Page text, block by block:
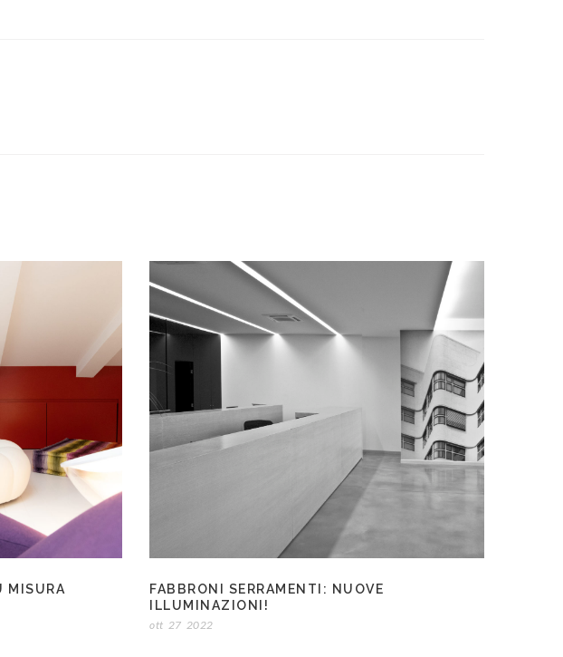
MISURA
FABBRONI SERRAMENTI: NUOVE
ILLUMINAZIONI!
ott 27 2022